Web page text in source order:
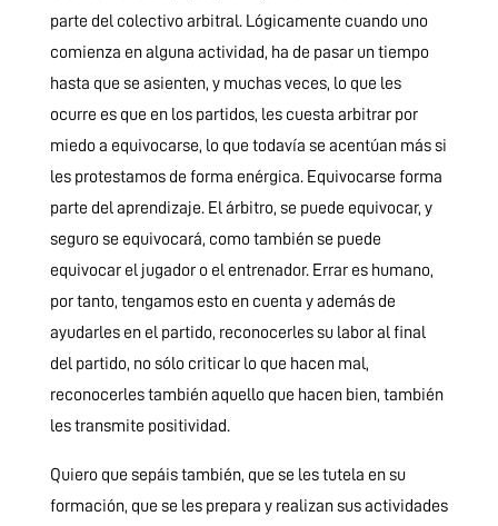
parte del colectivo arbitral. Lógicamente cuando uno
comienza en alguna actividad, ha de pasar un tiempo
hasta que se asienten, y muchas veces, lo que les
ocurre es que en los partidos, les cuesta arbitrar por
miedo a equivocarse, lo que todavía se acentúan más si
les protestamos de forma enérgica. Equivocarse forma
parte del aprendizaje. El árbitro, se puede equivocar, y
seguro se equivocará, como también se puede
equivocar el jugador o el entrenador. Errar es humano,
por tanto, tengamos esto en cuenta y además de
ayudarles en el partido, reconocerles su labor al final
del partido, no sólo criticar lo que hacen mal,
reconocerles también aquello que hacen bien, también
les transmite positividad.
Quiero que sepáis también, que se les tutela en su
formación, que se les prepara y realizan sus actividades